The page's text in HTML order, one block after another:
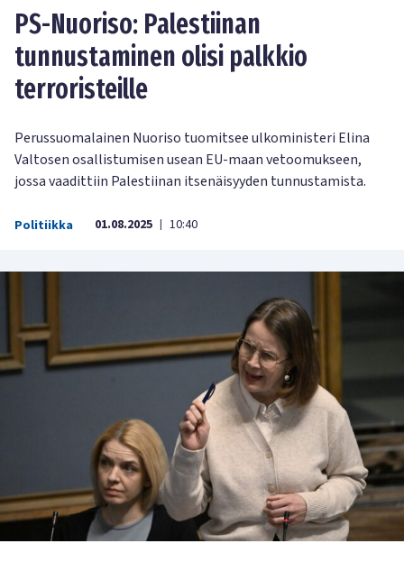
PS-Nuoriso: Palestiinan
tunnustaminen olisi palkkio
terroristeille
Perussuomalainen Nuoriso tuomitsee ulkoministeri Elina
Valtosen osallistumisen usean EU-maan vetoomukseen,
jossa vaadittiin Palestiinan itsenäisyyden tunnustamista.
Politiikka 01.08.2025 | 10:40